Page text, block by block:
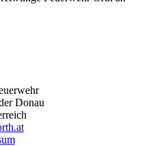
Donau